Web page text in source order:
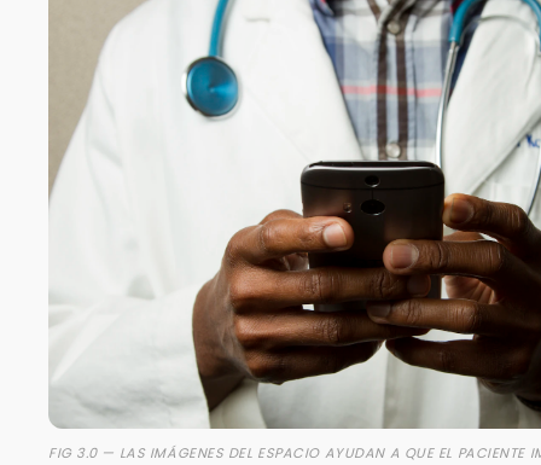
FIG 3.0 — LAS IMÁGENES DEL ESPACIO AYUDAN A QUE EL PACIENTE